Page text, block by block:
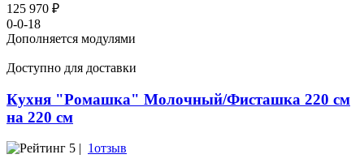
125 970 ₽
0-0-18
Дополняется модулями
Доступно для доставки
Кухня "Ромашка" Молочный/Фисташка 220 см
на 220 см
5 | 1отзыв